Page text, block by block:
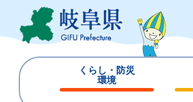
ジ
ュ
くらし・防災
環境